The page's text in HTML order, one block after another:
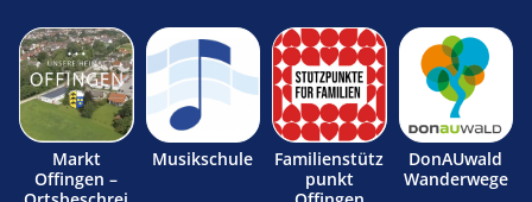
Markt
Offingen –
Musikschule
Familienstütz
punkt
DonAUwald
Wanderwege